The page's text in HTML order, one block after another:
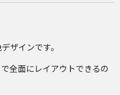
ザインです。
全面にレイアウトできるの